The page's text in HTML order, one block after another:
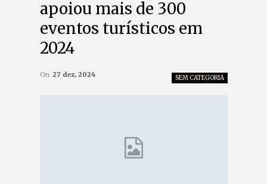
apoiou mais de 300
eventos turísticos em
2024
SEM CATEGORIA
On 27 dez, 2024